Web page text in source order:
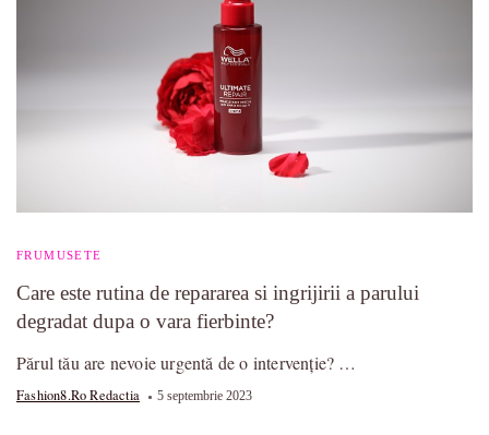
FRUMUSETE
Care este rutina de repararea si ingrijirii a parului
degradat dupa o vara fierbinte?
Părul tău are nevoie urgentă de o intervenție? …
Fashion8.ro Redactia 5 septembrie 2023